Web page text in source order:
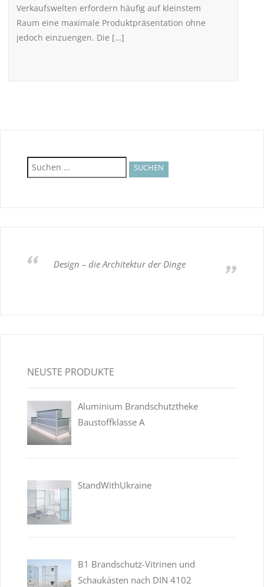
Verkaufswelten erfordern häufig auf kleinstem
Raum eine maximale Produktpräsentation ohne
jedoch einzuengen. Die […]
Suchen
nach:
Design – die Architektur der Dinge
NEUSTE PRODUKTE
Aluminium Brandschutztheke
Baustoffklasse A
StandWithUkraine
B1 Brandschutz-Vitrinen und
Schaukästen nach DIN 4102